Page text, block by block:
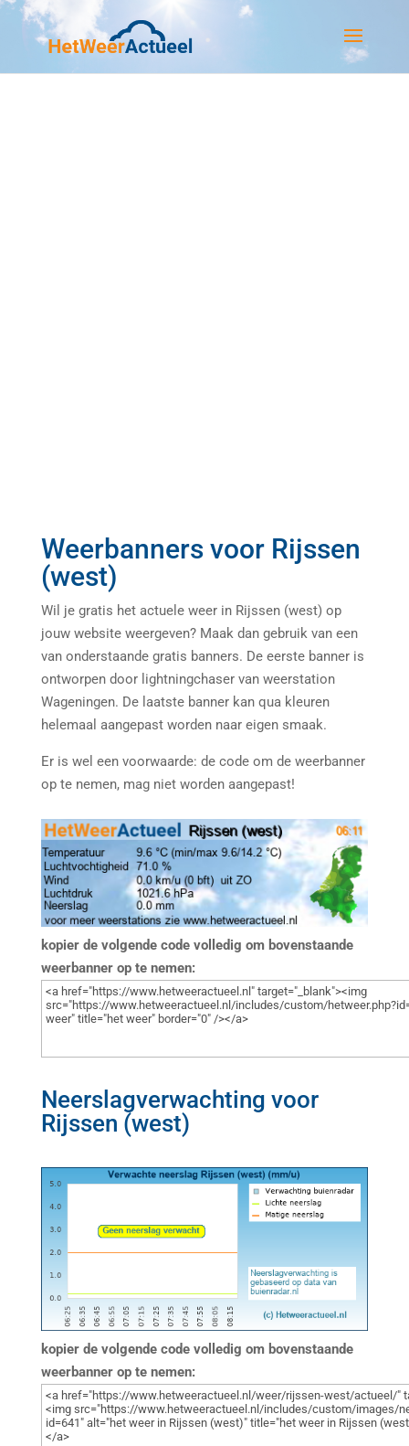
Weerbanners voor Rijssen
(west)
Wil je gratis het actuele weer in Rijssen (west) op
jouw website weergeven? Maak dan gebruik van een
van onderstaande gratis banners. De eerste banner is
ontworpen door lightningchaser van weerstation
Wageningen. De laatste banner kan qua kleuren
helemaal aangepast worden naar eigen smaak.
Er is wel een voorwaarde: de code om de weerbanner
op te nemen, mag niet worden aangepast!
kopier de volgende code volledig om bovenstaande
weerbanner op te nemen:
Neerslagverwachting voor
Rijssen (west)
kopier de volgende code volledig om bovenstaande
weerbanner op te nemen: